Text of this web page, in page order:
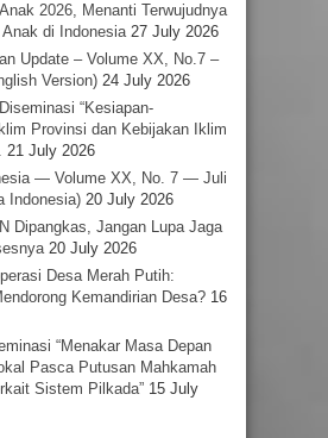
2026, Menanti Terwujudnya
Anak di Indonesia 27 July 2026
Update – Volume XX, No.7 –
Version) 24 July 2026
“Kesiapan-
Provinsi dan Kebijakan Iklim
21 July 2026
— Volume XX, No. 7 — Juli
Indonesia) 20 July 2026
Dipangkas, Jangan Lupa Jaga
20 July 2026
Desa Merah Putih:
Kemandirian Desa? 16
“Menakar Masa Depan
Pasca Putusan Mahkamah
Sistem Pilkada” 15 July